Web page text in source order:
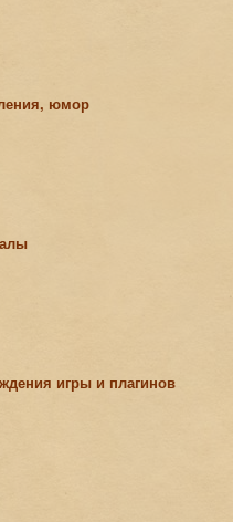
юмор
игры и плагинов